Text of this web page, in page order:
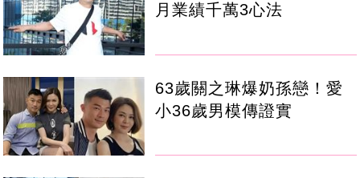
月業績千萬3心法
63歲關之琳爆奶孫戀！愛
小36歲男模傳證實